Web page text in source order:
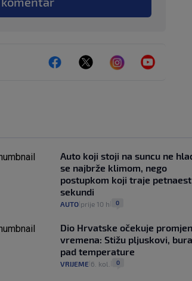
Auto koji stoji na suncu ne
se najbrže klimom, nego
postupkom koji traje petnaest
sekundi
AUTO| prije 10 h 0
Dio Hrvatske očekuje
vremena: Stižu pljuskovi,
pad temperature
VRIJEME| 6. kol. 0